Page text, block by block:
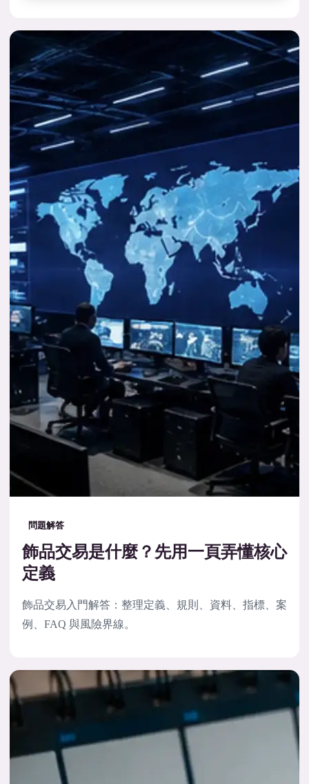
問題解答
飾品交易是什麼？先用一頁弄懂核心
定義
飾品交易入門解答：整理定義、規則、資料、指標、案
例、FAQ 與風險界線。